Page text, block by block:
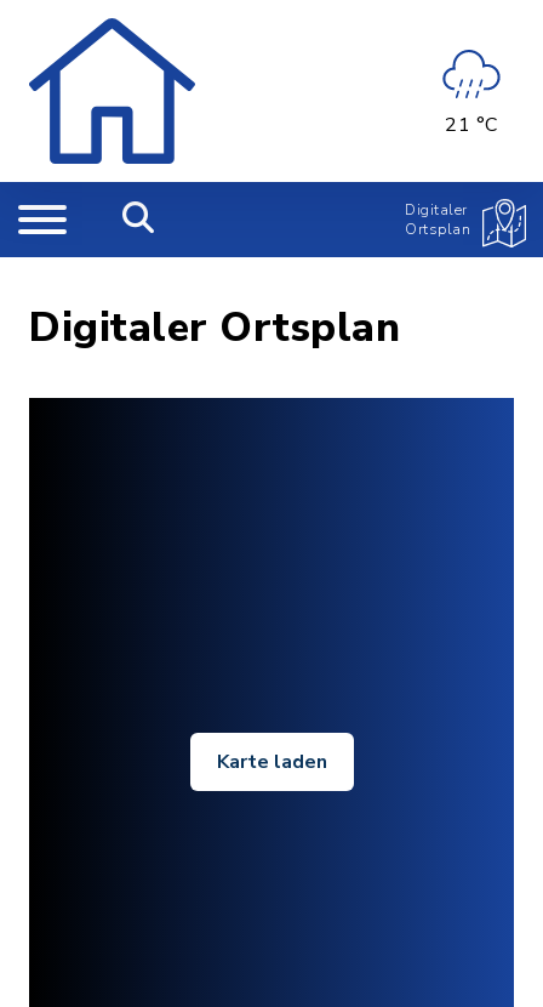
21 °C
Digitaler
Ortsplan
Digitaler Ortsplan
Karte laden